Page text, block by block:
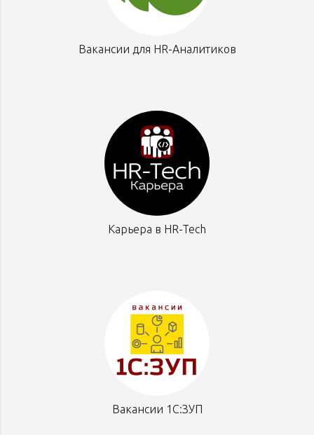
Вакансии для HR-Аналитиков
Карьера в HR-Tech
Вакансии 1С:ЗУП